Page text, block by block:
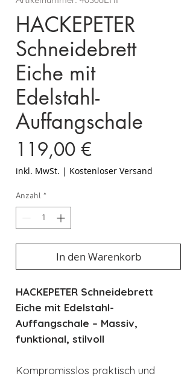
HACKEPETER
Schneidebrett
Eiche mit
Edelstahl-
Auffangschale
119,00 €Preis
inkl. MwSt. | Kostenloser Versand
Anzahl *
In den Warenkorb
HACKEPETER Schneidebrett
Eiche mit Edelstahl-
Auffangschale – Massiv,
funktional, stilvoll
Kompromisslos praktisch und